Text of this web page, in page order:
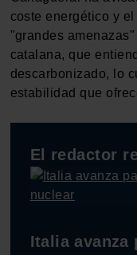
coste energético y
"grandes
catalana, que
descarbonizado, lo
estabilidad que
El redactor
Italia avanza